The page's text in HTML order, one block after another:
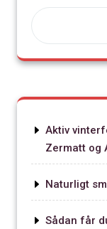
Aktiv
Zermatt og
Naturligt
Sådan får